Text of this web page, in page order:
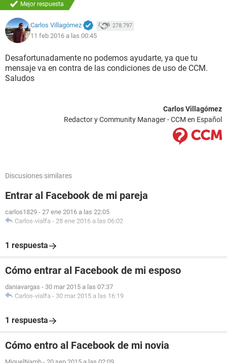
Mejor respuesta
Carlos Villagómez 278.797
11 feb 2016 a las 00:45
Desafortunadamente no podemos ayudarte, ya que tu
mensaje va en contra de las condiciones de uso de CCM.
Saludos
Carlos Villagómez
Redactor y Community Manager - CCM en Español
Discusiones similares
Entrar al Facebook de mi pareja
carlos1829 - 27 ene 2016 a las 22:05
Carlos-vialfa - 28 ene 2016 a las 06:02
1 respuesta
Cómo entrar al Facebook de mi esposo
daniavargas - 30 mar 2015 a las 07:37
Carlos-vialfa - 30 mar 2015 a las 16:19
1 respuesta
Cómo entro al Facebook de mi novia